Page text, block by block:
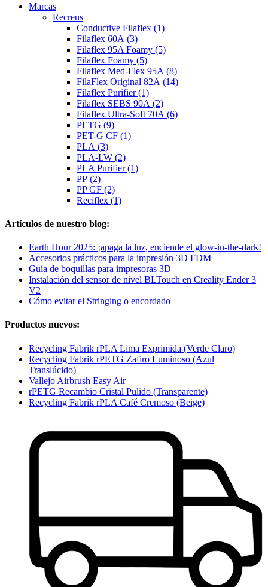
Marcas
Recreus
Conductive Filaflex (1)
Filaflex 60A (3)
Filaflex 95A Foamy (5)
Filaflex Foamy (5)
Filaflex Med-Flex 95A (8)
FilaFlex Original 82A (14)
Filaflex Purifier (1)
Filaflex SEBS 90A (2)
Filaflex Ultra-Soft 70A (6)
PETG (9)
PET-G CF (1)
PLA (3)
PLA-LW (2)
PLA Purifier (1)
PP (2)
PP GF (2)
Reciflex (1)
Artículos de nuestro blog:
Earth Hour 2025: ¡apaga la luz, enciende el glow-in-the-dark!
Accesorios prácticos para la impresión 3D FDM
Guía de boquillas para impresoras 3D
Instalación del sensor de nivel BLTouch en Creality Ender 3
V2
Cómo evitar el Stringing o encordado
Productos nuevos:
Recycling Fabrik rPLA Lima Exprimida (Verde Claro)
Recycling Fabrik rPETG Zafiro Luminoso (Azul
Translúcido)
Vallejo Airbrush Easy Air
rPETG Recambio Cristal Pulido (Transparente)
Recycling Fabrik rPLA Café Cremoso (Beige)